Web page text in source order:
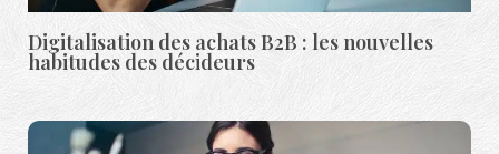
Digitalisation des achats B2B : les nouvelles
habitudes des décideurs